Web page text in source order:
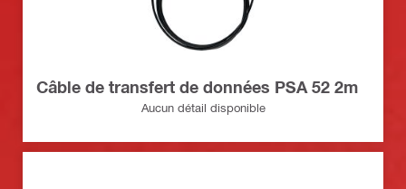
Câble de transfert de données PSA 52 2m
Aucun détail disponible